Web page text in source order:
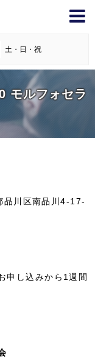
土・日・祝
モルフォセラ
川区南品川4-17-
申し込みから1週間